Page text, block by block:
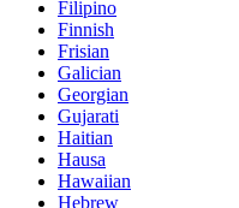
Filipino
Finnish
Frisian
Galician
Georgian
Gujarati
Haitian
Hausa
Hawaiian
Hebrew